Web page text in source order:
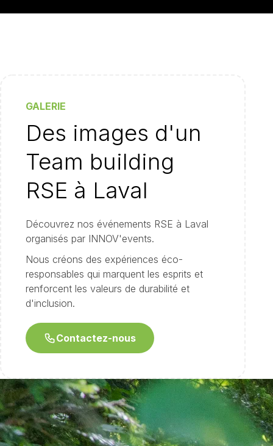
GALERIE
Des images d'un
Team building
RSE à Laval
Découvrez nos événements RSE à Laval
organisés par INNOV'events.
Nous créons des expériences éco-
responsables qui marquent les esprits et
renforcent les valeurs de durabilité et
d'inclusion.
Contactez-nous